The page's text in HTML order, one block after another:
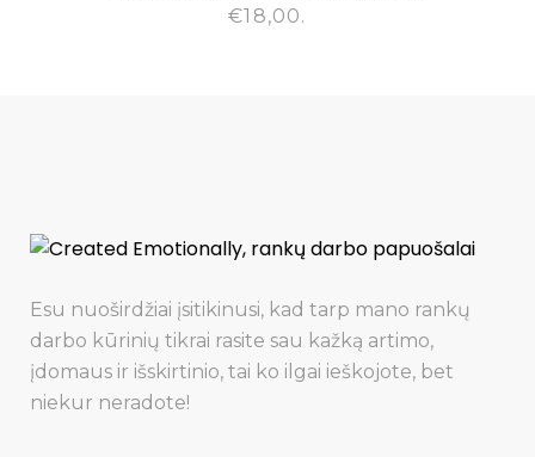
€18,00.
Esu nuoširdžiai įsitikinusi, kad tarp mano rankų
darbo kūrinių tikrai rasite sau kažką artimo,
įdomaus ir išskirtinio, tai ko ilgai ieškojote, bet
niekur neradote!